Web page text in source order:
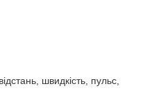
швидкість, пульс,